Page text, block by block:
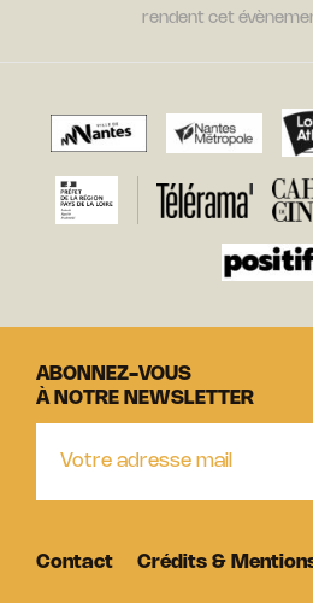
rendent cet
ABONNEZ-VOUS
À NOTRE NEWSLETTER
Contact Crédits &